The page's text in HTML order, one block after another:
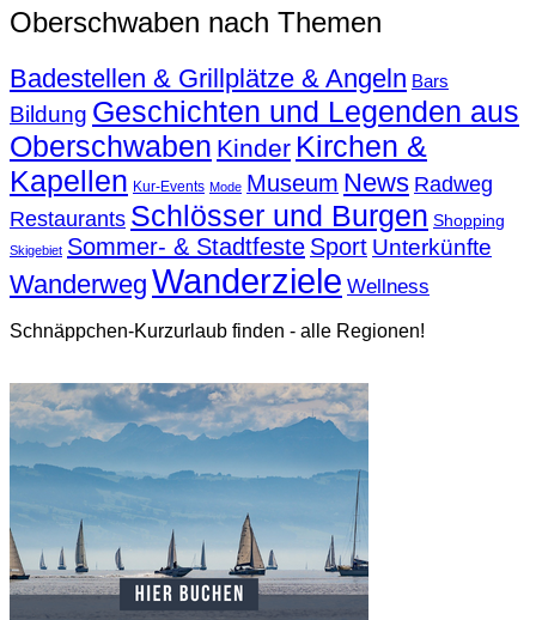
Oberschwaben nach Themen
Badestellen & Grillplätze & Angeln Bars
Bildung Geschichten und Legenden aus
Oberschwaben Kinder Kirchen &
Kapellen Kur-Events Mode Museum News Radweg
Restaurants Schlösser und Burgen Shopping
Skigebiet Sommer- & Stadtfeste Sport Unterkünfte
Wanderweg Wanderziele Wellness
Schnäppchen-Kurzurlaub finden - alle Regionen!